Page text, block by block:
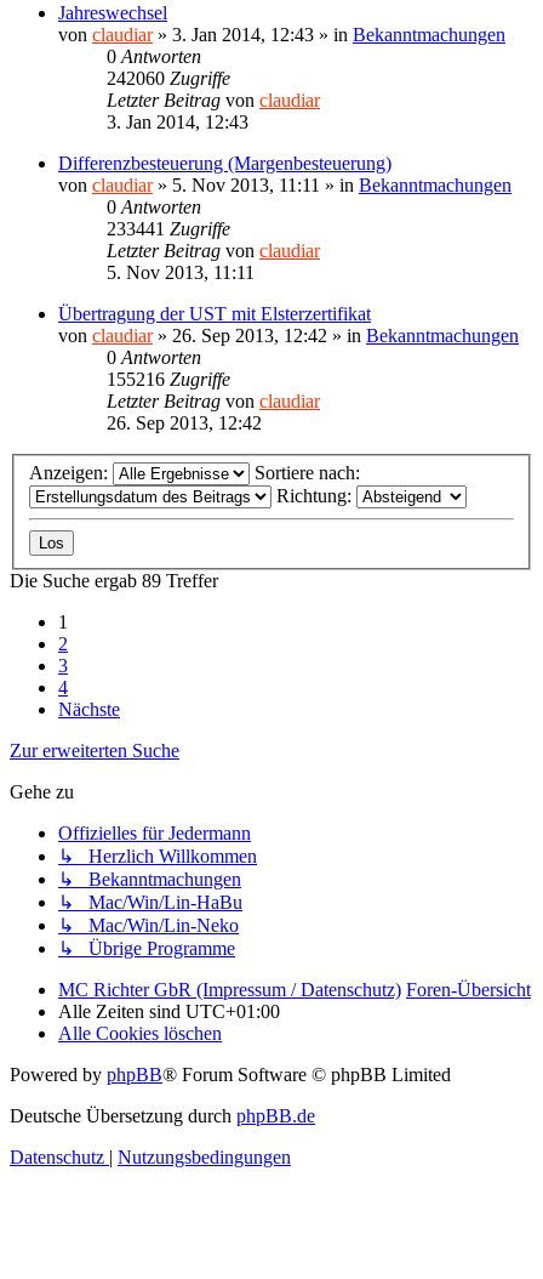
Jahreswechsel
von claudiar» 3. Jan 2014, 12:43 » in Bekanntmachungen
0 Antworten
242060 Zugriffe
Letzter Beitrag von claudiar
3. Jan 2014, 12:43
Differenzbesteuerung (Margenbesteuerung)
von claudiar» 5. Nov 2013, 11:11 » in Bekanntmachungen
0 Antworten
233441 Zugriffe
Letzter Beitrag von claudiar
5. Nov 2013, 11:11
Übertragung der UST mit Elsterzertifikat
von claudiar» 26. Sep 2013, 12:42 » in Bekanntmachungen
0 Antworten
155216 Zugriffe
Letzter Beitrag von claudiar
26. Sep 2013, 12:42
Anzeigen:
Sortiere nach:
Richtung:
Die Suche ergab 89 Treffer
1
2
3
4
Nächste
Zur erweiterten Suche
Gehe zu
Offizielles für Jedermann
↳ Herzlich Willkommen
↳ Bekanntmachungen
↳ Mac/Win/Lin-HaBu
↳ Mac/Win/Lin-Neko
↳ Übrige Programme
MC Richter GbR (Impressum / Datenschutz) Foren-Übersicht
Alle Zeiten sind UTC+01:00
Alle Cookies löschen
Powered by phpBB® Forum Software © phpBB Limited
Deutsche Übersetzung durch phpBB.de
Datenschutz
Nutzungsbedingungen